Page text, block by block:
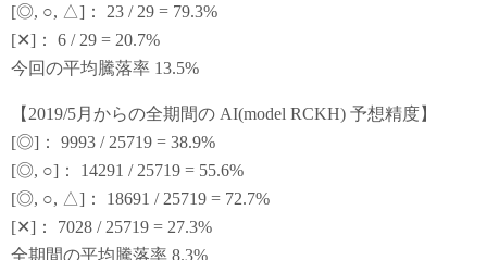
[◎, ○, △]： 23 / 29 = 79.3%
[✕]： 6 / 29 = 20.7%
今回の平均騰落率 13.5%
【2019/5月からの全期間の AI(model RCKH) 予想精度】
[◎]： 9993 / 25719 = 38.9%
[◎, ○]： 14291 / 25719 = 55.6%
[◎, ○, △]： 18691 / 25719 = 72.7%
[✕]： 7028 / 25719 = 27.3%
全期間の平均騰落率 8.3%